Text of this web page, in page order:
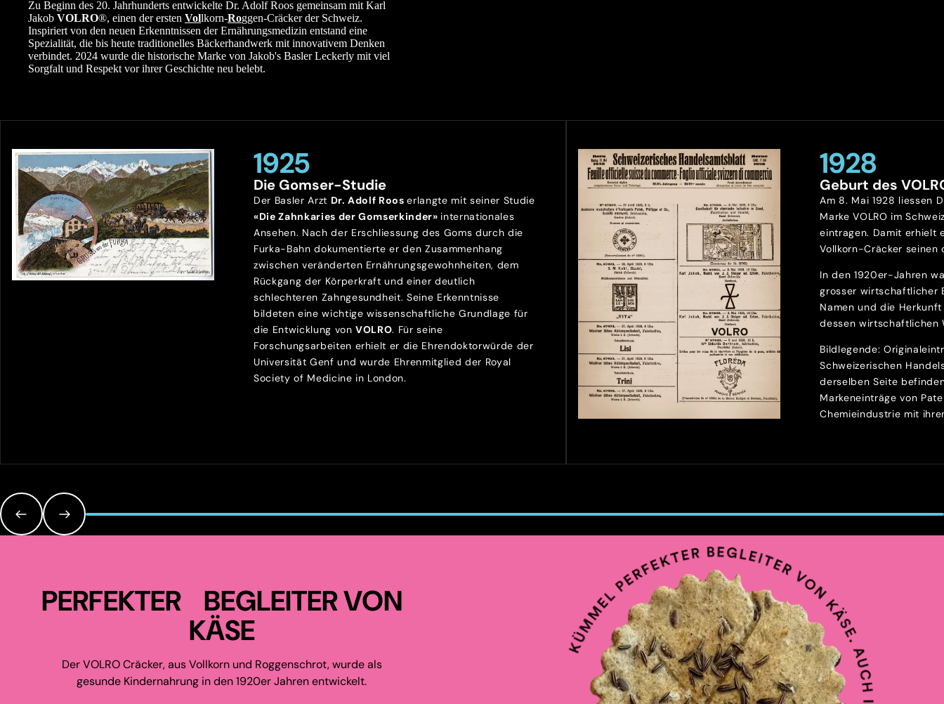
Zu Beginn des 20. Jahrhunderts entwickelte Dr. Adolf Roos gemeinsam mit Karl
Jakob VOLRO®, einen der ersten Vollkorn-Roggen-Cräcker der Schweiz.
Inspiriert von den neuen Erkenntnissen der Ernährungsmedizin entstand eine
Spezialität, die bis heute traditionelles Bäckerhandwerk mit innovativem Denken
verbindet. 2024 wurde die historische Marke von Jakob's Basler Leckerly mit viel
Sorgfalt und Respekt vor ihrer Geschichte neu belebt.
1925
Die Gomser-Studie
Der Basler Arzt Dr. Adolf Rooserlangte mit seiner Studie
«Die Zahnkaries der Gomserkinder» internationales
Ansehen. Nach der Erschliessung des Goms durch die
Furka-Bahn dokumentierte er den Zusammenhang
zwischen veränderten Ernährungsgewohnheiten, dem
Rückgang der Körperkraft und einer deutlich
schlechteren Zahngesundheit. Seine Erkenntnisse
bildeten eine wichtige wissenschaftliche Grundlage für
die Entwicklung vonVOLRO. Für seine
Forschungsarbeiten erhielt er die Ehrendoktorwürde der
Universität Genf und wurde Ehrenmitglied der Royal
Society of Medicine in London.
1928
Geburt des
Am 8. Mai 1928 liessen
Marke VOLRO im
eintragen. Damit erhielt
Vollkorn-Cräcker seinen
In den 1920er-Jahren
grosser wirtschaftlicher
Namen und die
dessen wirtschaftlichen
Bildlegende:
Schweizerischen
derselben Seite
Markeneinträge von
Chemieindustrie mit
PERFEKTER BEGLEITER VON
KÄSE
Der VOLRO Cräcker, aus Vollkorn und Roggenschrot, wurde als
gesunde Kindernahrung in den 1920er Jahren entwickelt.